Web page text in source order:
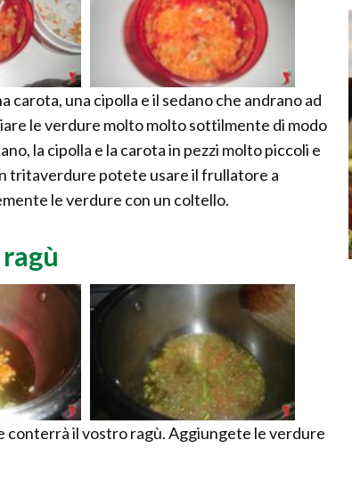
una cipolla e il sedano che andrano ad
le verdure molto molto sottilmente di modo
la cipolla e la carota in pezzi molto piccoli e
tritaverdure potete usare il frullatore a
le verdure con un coltello.
conterrà il vostro ragù. Aggiungete le verdure